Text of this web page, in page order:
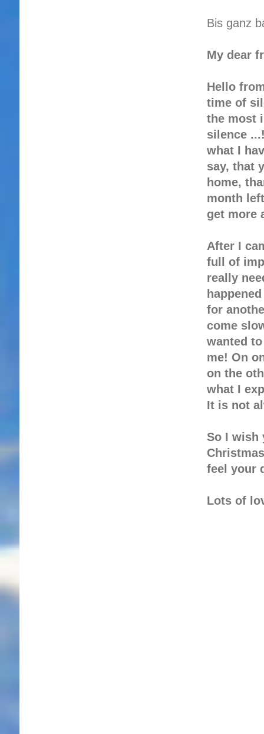
Bis ganz
My dear
Hello
time of
the most
silence
what I
say, that
home,
month
get more
After I
full of
really
for
come
wanted
me! On
on the
what I
It is not
So I wish
feel your
Lots of